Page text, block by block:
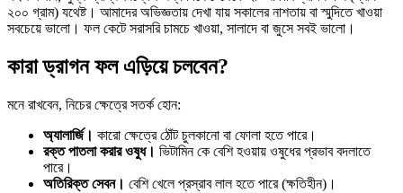
২০০ গ্রাম) যথেষ্ট। আমাদের অভিজ্ঞতায় দেখা যায় সকালের নাশতায় বা স্মুদিতে খাওয়া
সবচেয়ে ভালো। ফল কেটে সরাসরি চামচে খাওয়া, সালাদে বা জুসে সবই ভালো।
কারা ড্রাগন ফল এড়িয়ে চলবেন?
মনে রাখবেন, নিচের ক্ষেত্রে সতর্ক হোন:
অ্যালার্জি। কারো ক্ষেত্রে ঠোঁট চুলকানো বা ফোলা হতে পারে।
রক্ত পাতলা করার ওষুধ। ভিটামিন কে বেশি হওয়ায় ওষুধের প্রভাব বদলাতে
পারে।
অতিরিক্ত সেবন। বেশি খেলে প্রস্রাব লাল হতে পারে (ক্ষতিহীন)।